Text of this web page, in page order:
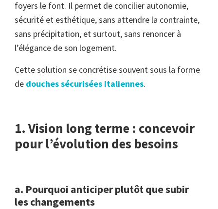
foyers le font. Il permet de concilier autonomie,
sécurité et esthétique, sans attendre la contrainte,
sans précipitation, et surtout, sans renoncer à
l’élégance de son logement.
Cette solution se concrétise souvent sous la forme
de douches sécurisées italiennes.
1. Vision long terme : concevoir
pour l’évolution des besoins
a. Pourquoi anticiper plutôt que subir
les changements